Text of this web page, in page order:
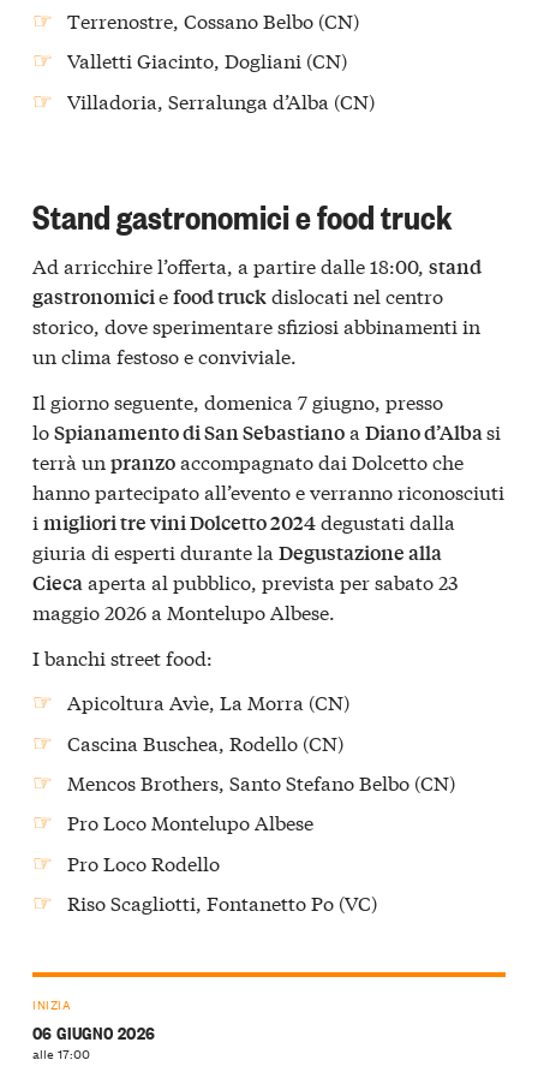
Terrenostre, Cossano Belbo (CN)
Valletti Giacinto, Dogliani (CN)
Villadoria, Serralunga d’Alba (CN)
Stand gastronomici e food truck
Ad arricchire l’offerta, a partire dalle 18:00, stand
gastronomiciefood truckdislocati nel centro
storico, dove sperimentare sfiziosi abbinamenti in
un clima festoso e conviviale.
Il giorno seguente, domenica 7 giugno, presso
loSpianamento di San Sebastianoa Diano d’Albasi
terrà un pranzoaccompagnato dai Dolcetto che
hanno partecipato all’evento e verranno riconosciuti
i migliori tre vini Dolcetto 2024degustati dalla
giuria di esperti durante la Degustazione alla
Ciecaaperta al pubblico, prevista per sabato 23
maggio 2026 a Montelupo Albese.
I banchi street food:
Apicoltura Avìe, La Morra (CN)
Cascina Buschea, Rodello (CN)
Mencos Brothers, Santo Stefano Belbo (CN)
Pro Loco Montelupo Albese
Pro Loco Rodello
Riso Scagliotti, Fontanetto Po (VC)
INIZIA
06 GIUGNO 2026
alle 17:00